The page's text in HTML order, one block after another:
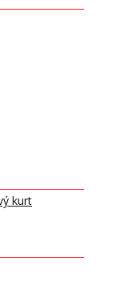
kurt